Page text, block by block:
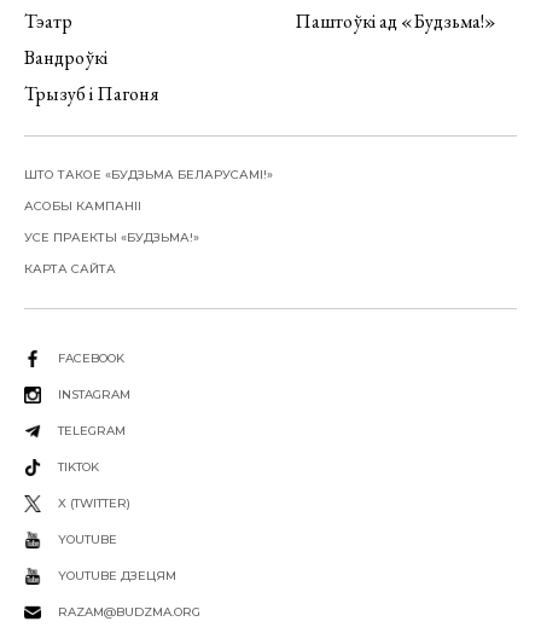
Тэатр
Вандроўкі
Трызуб і Пагоня
Паштоўкі ад «Будзьма!»
ШТО ТАКОЕ «БУДЗЬМА БЕЛАРУСАМІ!»
АСОБЫ КАМПАНІІ
УСЕ ПРАЕКТЫ «БУДЗЬМА!»
КАРТА САЙТА
FACEBOOK
INSTAGRAM
TELEGRAM
TIKTOK
X (TWITTER)
YOUTUBE
YOUTUBE ДЗЕЦЯМ
RAZAM@BUDZMA.ORG